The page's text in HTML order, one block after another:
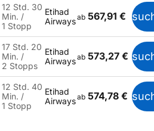
12 Std. 30
Min. /
1 Stopp
Etihad
Airwaysab 567,91 €
17 Std. 20
Min. /
2 Stopps
Etihad
Airwaysab 573,27 €
12 Std. 40
Min. /
1 Stopp
Etihad
Airwaysab 574,78 €